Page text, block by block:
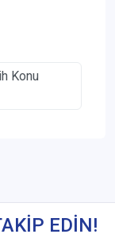
Konu
EDİN!